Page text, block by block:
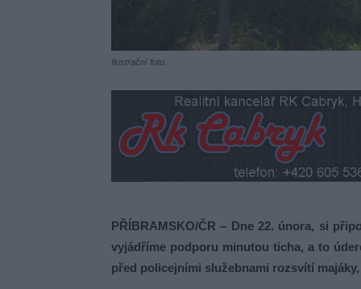
Ilustrační foto.
PŘÍBRAMSKO/ČR – Dne 22. února, si
vyjádříme podporu minutou ticha, a to
před policejními služebnami rozsvítí